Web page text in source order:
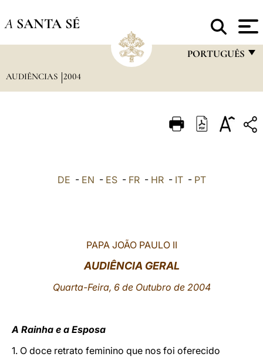
A SANTA SÉ
PORTUGUÊS
ITALIANO
LATINE
AUDIÊNCIAS 2004
DE - EN - ES- FR- HR- IT- PT
PAPA JOÃO PAULO II
AUDIÊNCIA GERAL
Quarta-Feira, 6 de Outubro de 2004
A Rainha e a Esposa
1. O doce retrato feminino que nos foi oferecido